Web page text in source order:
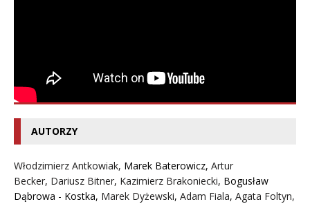
AUTORZY
Włodzimierz Antkowiak, Marek Baterowicz, Artur
Becker, Dariusz Bitner, Kazimierz Brakoniecki, Bogusław
Dąbrowa - Kostka, Marek Dyżewski, Adam Fiala, Agata Foltyn,